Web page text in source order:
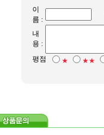
이
름 :
내
용 :
평점
★ ★★